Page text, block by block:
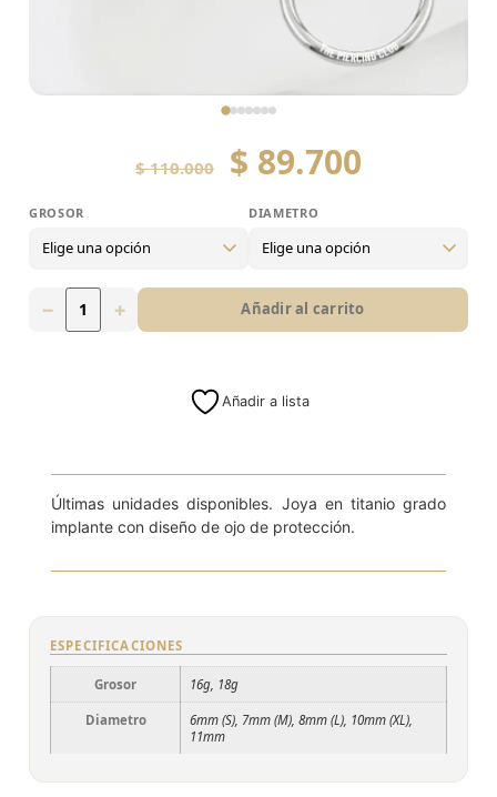
$110.000 $ 89.700
16g
GROSOR DIAMETRO
− + Añadir al carrito
Añadir a lista
Últimas unidades disponibles. Joya en titanio grado
implante con diseño de ojo de protección.
ESPECIFICACIONES
Grosor 16g, 18g
Diametro
6mm (S), 7mm (M), 8mm (L), 10mm (XL),
11mm